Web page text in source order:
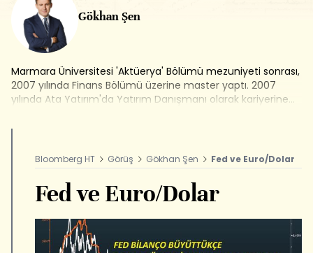
Gökhan Şen
Marmara Üniversitesi 'Aktüerya' Bölümü mezuniyeti sonrası,
2007 yılında Finans Bölümü üzerine master yaptı. 2007
yılında Ata Yatırım'da Yatırım Danışmanı olarak kariyerine
olarak devam etti. 2010-2013 yılları arasında Bloomberg
arasında Ak Yatırım'da Uluslararası Piyasalar Araştırma
Müdürü olarak çalıştı. Bloomberg HT'de Eonomi
Koordinatörlüğü görevinin ardından Genel Yayın Yönetmeni
olarak görev yaptı.
Bloomberg HT Görüş Gökhan Şen Fed ve Euro/Dolar
Fed ve Euro/Dolar